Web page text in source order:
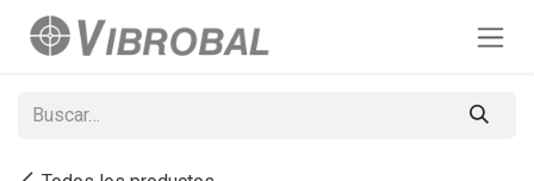
Ir al contenido